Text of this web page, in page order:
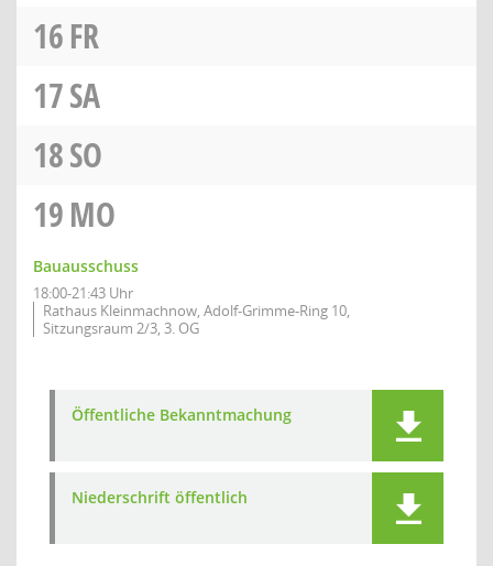
16FR
17SA
18SO
19MO
Bauausschuss
18:00-21:43 Uhr
Rathaus Kleinmachnow, Adolf-Grimme-Ring 10,
Sitzungsraum 2/3, 3. OG
Öffentliche Bekanntmachung
Niederschrift öffentlich